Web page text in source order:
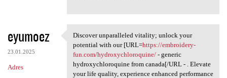
eyumoez
23.01.2025
Adres
Discover unparalleled
Discover unparalleled vitality; unlock your
potential with our [URL=https://embroidery-
fun.com/hydroxychloroquine/- generic
hydroxychloroquine from canada[/URL - . Elevate
your life quality, experience enhanced performance